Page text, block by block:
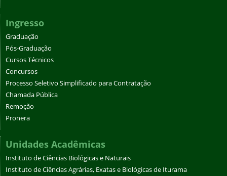
Ingresso
Graduação
Pós-Graduação
Cursos Técnicos
Concursos
Processo Seletivo Simplificado para Contratação
Chamada Pública
Remoção
Pronera
Unidades Acadêmicas
Instituto de Ciências Biológicas e Naturais
Instituto de Ciências Agrárias, Exatas e Biológicas de Iturama